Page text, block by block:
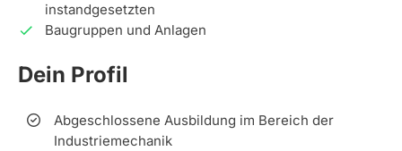
instandgesetzten
Baugruppen und Anlagen
Dein Profil
Abgeschlossene Ausbildung im Bereich der
Industriemechanik